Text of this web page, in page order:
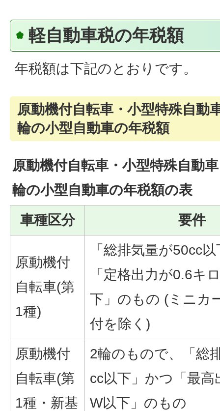
軽自動車税の年税額
年税額は下記のとおりです。
原動機付自転車・小型特殊自動
輪の小型自動車の年税額
原動機付自転車・小型特殊自動
輪の小型自動車の年税額の表
車種区分
要件
原動機付
自転車(第
1種)
「総排気量が50cc
「定格出力が0.6キ
下」のもの (ミニカ
付を除く)
原動機付
自転車(第
1種・新基
2輪のもので、「総
cc以下」かつ「最高
W以下」のもの